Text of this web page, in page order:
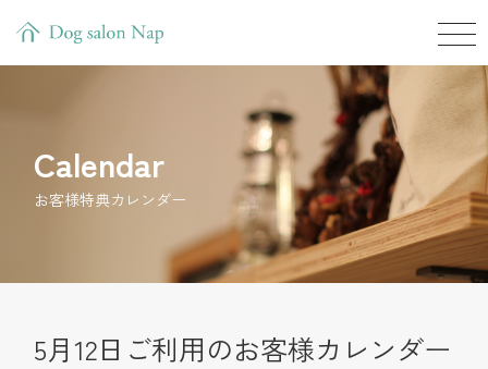
Calendar
お客様特典カレンダー
5月12日ご利用のお客様カレンダー